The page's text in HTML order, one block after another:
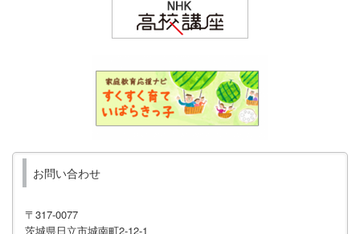
お問い合わせ
〒317-0077
茨城県日立市城南町2-12-1